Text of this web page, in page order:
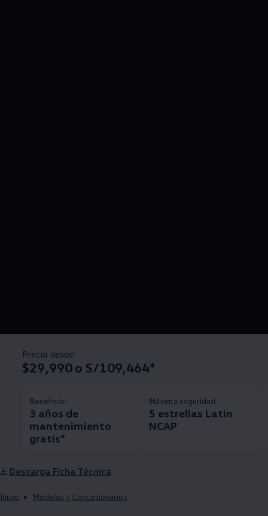
Precio desde:
$29,990 o S/109,464*
Beneficio:
3 años de
mantenimiento
gratis*
Máxima seguridad:
5 estrellas Latin
NCAP
Descarga Ficha Técnica
Inicio Modelos y Concesionarios